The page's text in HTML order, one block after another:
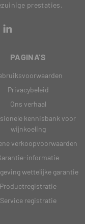
prestaties.
PAGINA'S
Privacybeleid
Ons verhaal
kennisbank voor
wijnkoeling
verkoopvoorwaarden
informatie
wettelijke garantie
Productregistratie
Service registratie